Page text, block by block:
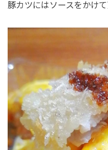
豚カツにはソースをかけて